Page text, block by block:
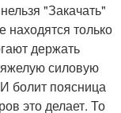
"Закачать"
находятся только
держать
силовую
болит поясница
это делает. То